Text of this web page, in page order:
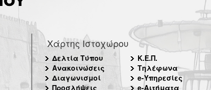
Χάρτης Ιστοχώρου
Δελτία Τύπου
Ανακοινώσεις
Διαγωνισμοί
Προσλήψεις
Κ.Ε.Π.
Τηλέφωνα
e-Υπηρεσίες
e-Αιτήματα